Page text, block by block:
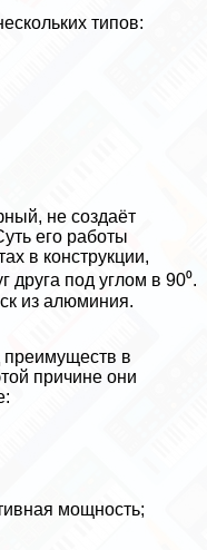
типов:
не создаёт
его работы
в конструкции,
друга под углом в 90⁰.
из алюминия.
преимуществ в
причине они
мощность;